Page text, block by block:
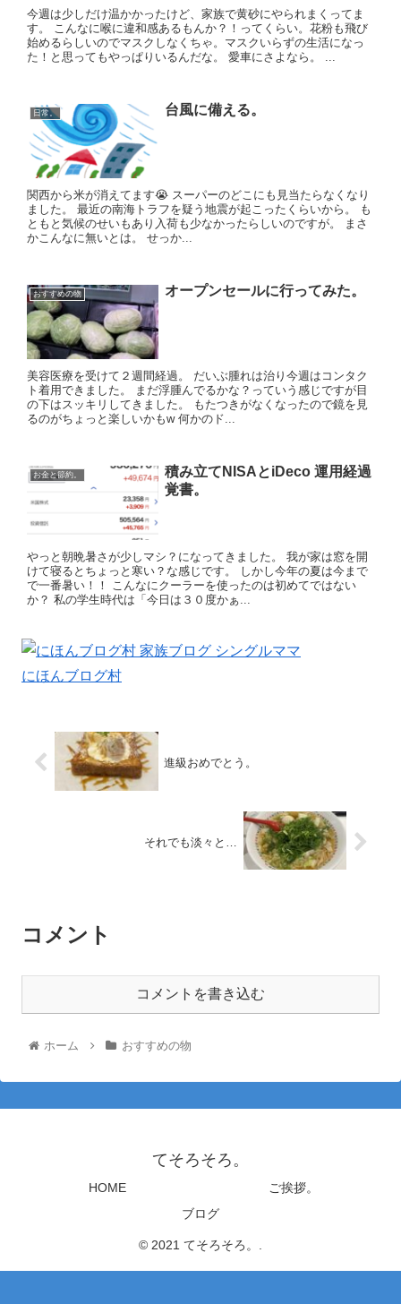
今週は少しだけ温かかったけど、家族で黄砂にやられまくってま
す。 こんなに喉に違和感あるもんか？！ってくらい。花粉も飛び
始めるらしいのでマスクしなくちゃ。マスクいらずの生活になっ
た！と思ってもやっぱりいるんだな。 愛車にさよなら。 ...
日常。 台風に備える。
関西から米が消えてます😭 スーパーのどこにも見当たらなくなり
ました。 最近の南海トラフを疑う地震が起こったくらいから。 も
ともと気候のせいもあり入荷も少なかったらしいのですが。 まさ
かこんなに無いとは。 せっか...
おすすめの物 オープンセールに行ってみた。
美容医療を受けて２週間経過。 だいぶ腫れは治り今週はコンタク
ト着用できました。 まだ浮腫んでるかな？っていう感じですが目
の下はスッキリしてきました。 もたつきがなくなったので鏡を見
るのがちょっと楽しいかもw 何かのド...
お金と節約。
積み立てNISAとiDeco 運用経過
覚書。
やっと朝晩暑さが少しマシ？になってきました。 我が家は窓を開
けて寝るとちょっと寒い？な感じです。 しかし今年の夏は今まで
で一番暑い！！ こんなにクーラーを使ったのは初めてではない
か？ 私の学生時代は「今日は３０度かぁ...
にほんブログ村
進級おめでとう。
それでも淡々と…
コメント
コメントを書き込む
ホーム おすすめの物
てそろそろ。
HOME
ご挨拶。
ブログ
© 2021 てそろそろ。.